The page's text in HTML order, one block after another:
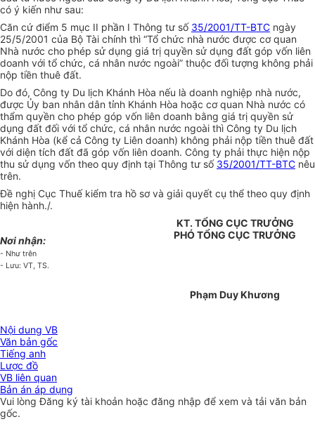
có ý kiến như sau:
Căn cứ điểm 5 mục II phần I Thông tư số 35/2001/TT-BTC ngày
25/5/2001 của Bộ Tài chính thì “Tổ chức nhà nước được cơ quan
Nhà nước cho phép sử dụng giá trị quyền sử dụng đất góp vốn liên
doanh với tổ chức, cá nhân nước ngoài” thuộc đối tượng không phải
nộp tiền thuê đất.
Do đó, Công ty Du lịch Khánh Hòa nếu là doanh nghiệp nhà nước,
được Ủy ban nhân dân tỉnh Khánh Hòa hoặc cơ quan Nhà nước có
thẩm quyền cho phép góp vốn liên doanh bằng giá trị quyền sử
dụng đất đối với tổ chức, cá nhân nước ngoài thì Công ty Du lịch
Khánh Hòa (kể cả Công ty Liên doanh) không phải nộp tiền thuê đất
với diện tích đất đã góp vốn liên doanh. Công ty phải thực hiện nộp
thu sử dụng vốn theo quy định tại Thông tư số 35/2001/TT-BTC nêu
trên.
Đề nghị Cục Thuế kiểm tra hồ sơ và giải quyết cụ thể theo quy định
hiện hành./.
Nơi nhận:
- Như trên
- Lưu: VT, TS.
KT. TỔNG CỤC TRƯỞNG
PHÓ TỔNG CỤC TRƯỞNG
Phạm Duy Khương
Nội dung VB
Văn bản gốc
Tiếng anh
Lược đồ
VB liên quan
Bản án áp dụng
Vui lòngĐăng ký tài khoản hoặc đăng nhập để xem và tải văn bản
gốc.